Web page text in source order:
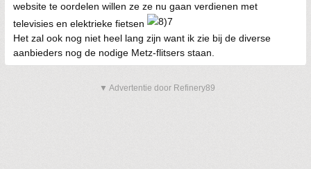
website te oordelen willen ze ze nu gaan verdienen met
televisies en elektrieke fietsen
Het zal ook nog niet heel lang zijn want ik zie bij de diverse
aanbieders nog de nodige Metz-flitsers staan.
▼ Advertentie door Refinery89